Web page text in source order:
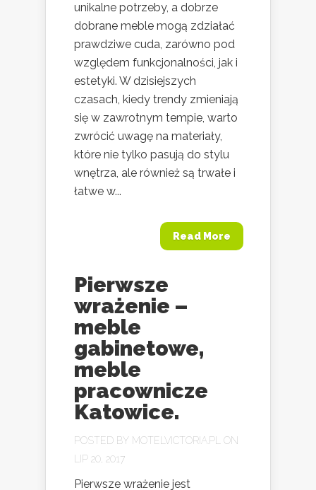
unikalne potrzeby, a dobrze
dobrane meble mogą zdziałać
prawdziwe cuda, zarówno pod
względem funkcjonalności, jak i
estetyki. W dzisiejszych
czasach, kiedy trendy zmieniają
się w zawrotnym tempie, warto
zwrócić uwagę na materiały,
które nie tylko pasują do stylu
wnętrza, ale również są trwałe i
łatwe w...
Read More
Pierwsze
wrażenie –
meble
gabinetowe,
meble
pracownicze
Katowice.
POSTED BY MOTELVICTORIA.PL ON
LIP 20, 2017
Pierwsze wrażenie jest